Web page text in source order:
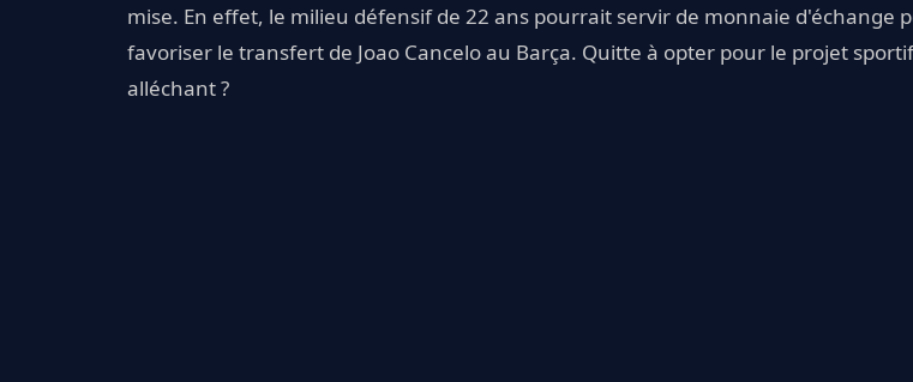
mise. En effet, le milieu défensif de 22 ans pourrait servir de monnaie d'échange
favoriser le transfert de Joao Cancelo au Barça. Quitte à opter pour le projet
alléchant ?